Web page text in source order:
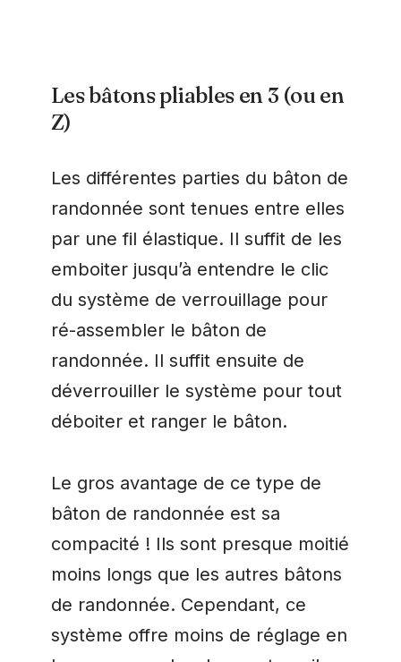
Les bâtons pliables en 3 (ou en
Z)
Les différentes parties du bâton de
randonnée sont tenues entre elles
par une fil élastique. Il suffit de les
emboiter jusqu’à entendre le clic
du système de verrouillage pour
ré-assembler le bâton de
randonnée. Il suffit ensuite de
déverrouiller le système pour tout
déboiter et ranger le bâton.
Le gros avantage de ce type de
bâton de randonnée est sa
compacité ! Ils sont presque moitié
moins longs que les autres bâtons
de randonnée. Cependant, ce
système offre moins de réglage en